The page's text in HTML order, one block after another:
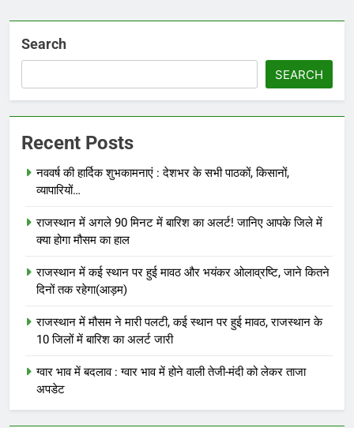
Search
SEARCH
Recent Posts
नववर्ष की हार्दिक शुभकामनाएं : देशभर के सभी पाठकों, किसानों,
व्यापारियों…
राजस्थान में अगले 90 मिनट में बारिश का अलर्ट! जानिए आपके जिले में
क्या होगा मौसम का हाल
राजस्थान में कई स्थान पर हुई मावठ और भयंकर ओलाव्रष्टि, जाने कितने
दिनों तक रहेगा(आड़म)
राजस्थान में मौसम ने मारी पलटी, कई स्थान पर हुई मावठ, राजस्थान के
10 जिलों में बारिश का अलर्ट जारी
ग्वार भाव में बदलाव : ग्वार भाव में होने वाली तेजी-मंदी को लेकर ताजा
अपडेट